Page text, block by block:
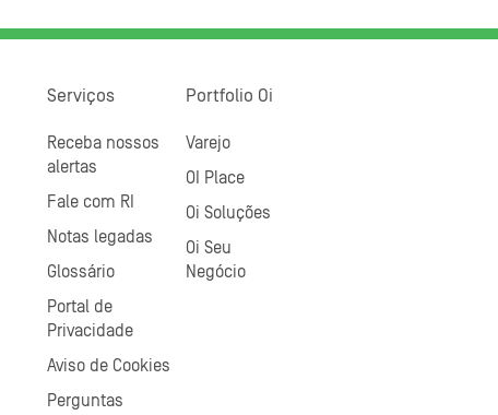
Serviços
Receba nossos
alertas
Fale com RI
Notas legadas
Glossário
Portal de
Privacidade
Aviso de Cookies
Perguntas
Portfolio Oi
Varejo
OI Place
Oi Soluções
Oi Seu
Negócio